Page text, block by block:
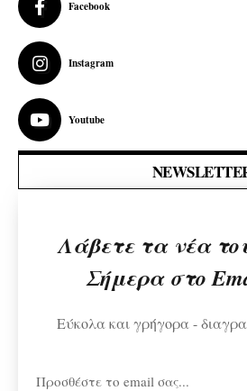
Facebook
Instagram
Youtube
Λάβετε τα νέα
Σήμερα στο
Εύκολα και γρήγορα -
Προσθέστε το email σας...